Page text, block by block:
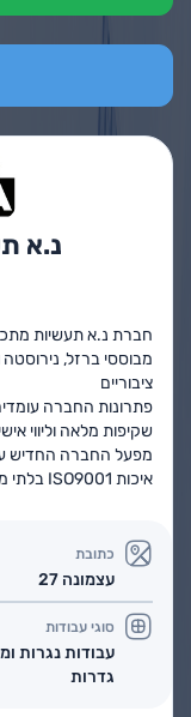
נ.א
מבוססי ברזל, נירוסטה
ציבוריים
פתרונות החברה
שקיפות מלאה וליווי
מפעל החברה החדיש
איכות ISO9001 בלתי מתפשרת.
כתובת
עצמונה 27
סוגי עבודות
עבודות נגרות
גדרות